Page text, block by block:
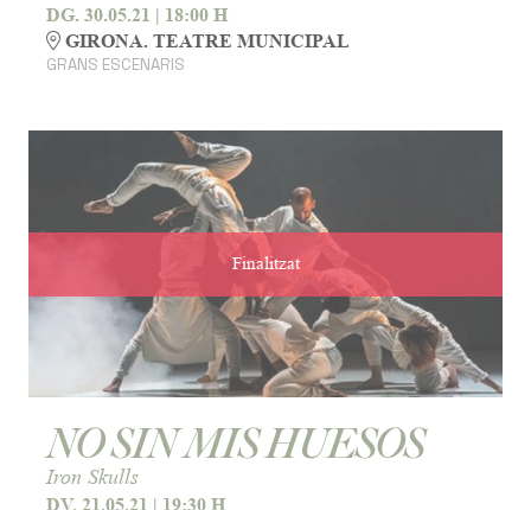
DG. 30.05.21 | 18:00 H
GIRONA. TEATRE MUNICIPAL
GRANS ESCENARIS
Finalitzat
NO SIN MIS HUESOS
Iron Skulls
DV. 21.05.21 | 19:30 H